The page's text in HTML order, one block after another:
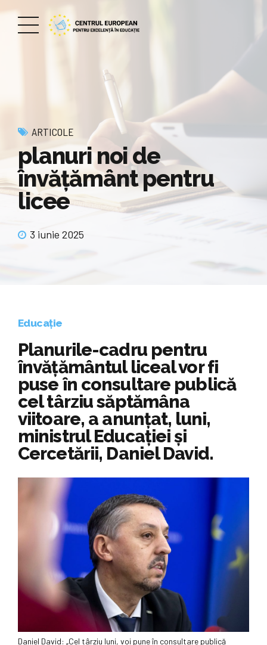
ARTICOLE
planuri noi de
învățământ pentru
licee
3 iunie 2025
Educație
Planurile-cadru pentru
învățământul liceal vor fi
puse în consultare publică
cel târziu săptămâna
viitoare, a anunțat, luni,
ministrul Educației și
Cercetării, Daniel David.
Daniel David: „Cel târziu luni, voi pune în consultare publică